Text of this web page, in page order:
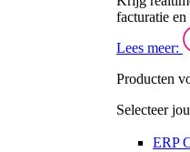
facturatie
Lees meer:
Producten
Selecteer
ERP